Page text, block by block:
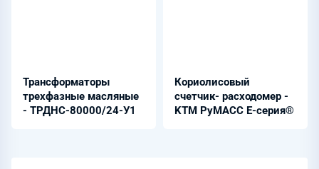
Трансформаторы
трехфазные масляные
- ТРДНС-80000/24-У1
Кориолисовый
счетчик- расходомер -
KTM РуМАСС Е-серия®